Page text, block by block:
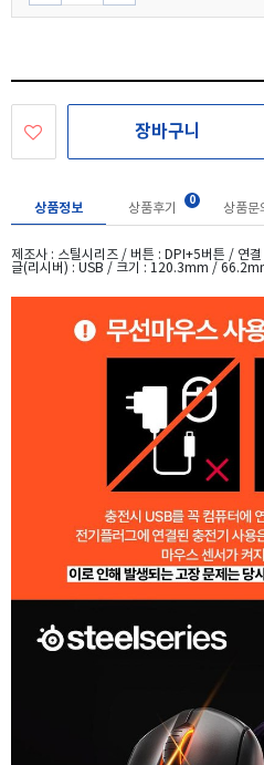
장바구니
상품정보 상품후기 0 상품문
제조사 : 스틸시리즈 / 버튼 : DPI+5버튼 / 연
글(리시버) : USB / 크기 : 120.3mm /